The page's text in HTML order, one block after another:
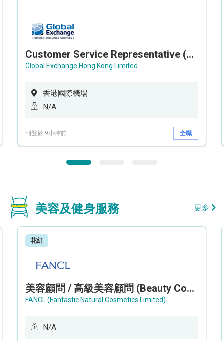
Customer Service Representative (Airport)
Global Exchange Hong Kong Limited
香港國際機場
N/A
刊登於 9小時前 全職
美容及健身服務 更多
花紅
美容顧問 / 高級美容顧問 (Beauty Consultant / Senior Beauty Consultant)
FANCL (Fantastic Natural Cosmetics Limited)
N/A